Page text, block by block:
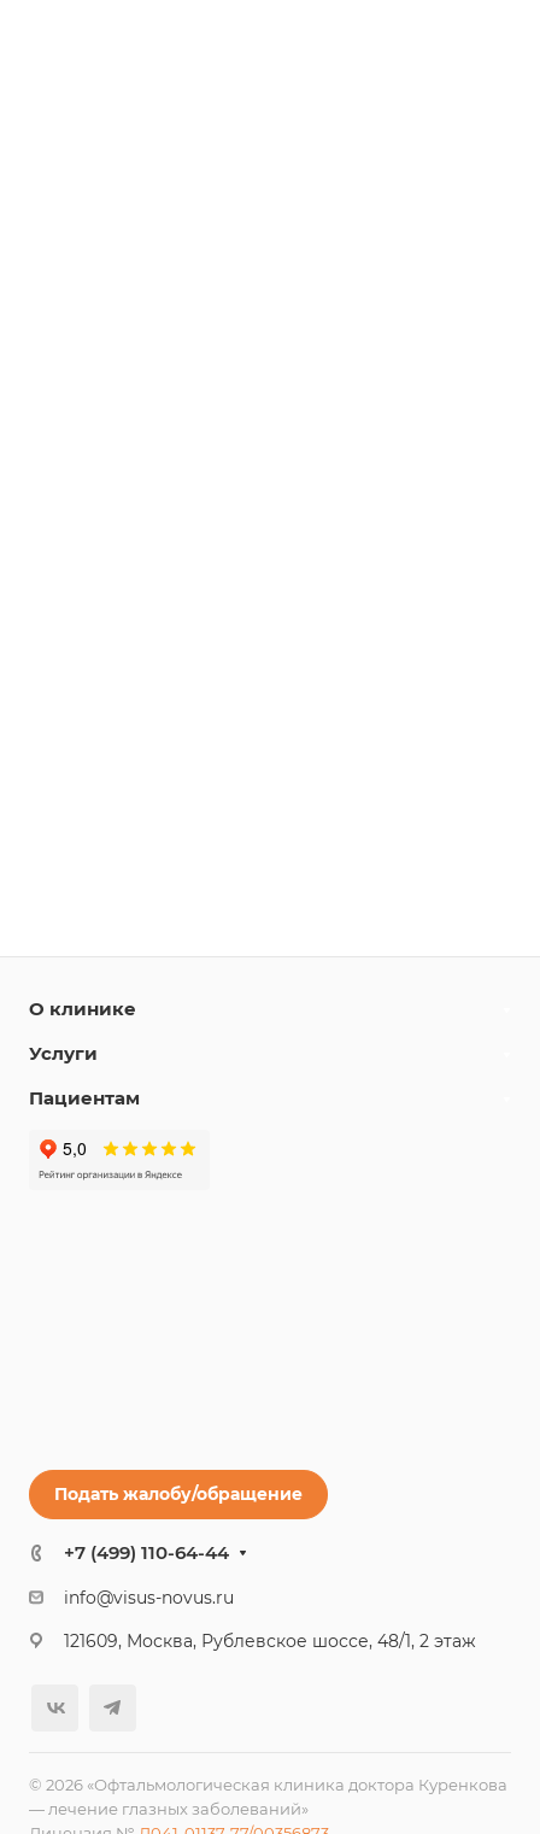
О клинике
Услуги
Пациентам
Подать жалобу/обращение
+7 (499) 110-64-44
info@visus-novus.ru
121609, Москва, Рублевское шоссе, 48/1, 2 этаж
© 2026 «Офтальмологическая клиника доктора Куренкова
— лечение глазных заболеваний»